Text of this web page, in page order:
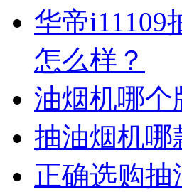
华帝i11109
怎么样？
油烟机哪个
抽油烟机哪
正确选购抽